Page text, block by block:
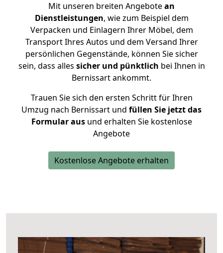
Mit unseren breiten Angebotean
Dienstleistungen, wie zum Beispiel dem
Verpacken und Einlagern Ihrer Möbel, dem
Transport Ihres Autos und dem Versand Ihrer
persönlichen Gegenstände, können Sie sicher
sein, dass alles sicher und pünktlich bei Ihnen in
Bernissart ankommt.
Trauen Sie sich den ersten Schritt für Ihren
Umzug nach Bernissart und füllen Sie jetzt das
Formular ausund erhalten Sie kostenlose
Angebote
Kostenlose Angebote erhalten